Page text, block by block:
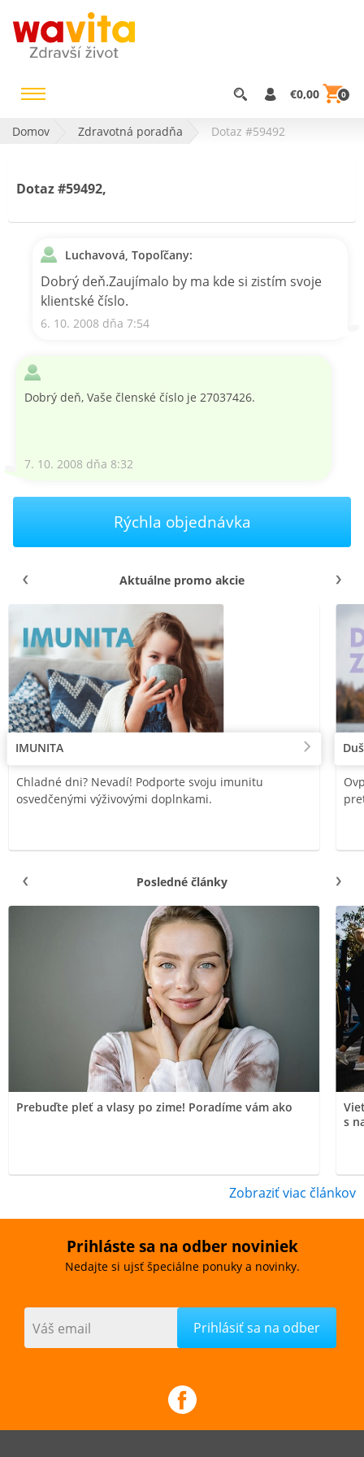
€0,00 0
Domov Zdravotná poradňa Dotaz #59492
Dotaz #59492,
Luchavová, Topoľčany:
Dobrý deň.Zaujímalo by ma kde si zistím svoje
klientské číslo.
6. 10. 2008 dňa 7:54
Dobrý deň, Vaše členské číslo je 27037426.
7. 10. 2008 dňa 8:32
Rýchla objednávka
Aktuálne promo akcie
IMUNITA
Chladné dni? Nevadí! Podporte svoju imunitu
osvedčenými výživovými doplnkami.
Posledné články
Prebuďte pleť a vlasy po zime! Poradíme vám ako
s
Zobraziť viac článkov
Prihláste sa na odber noviniek
Nedajte si ujsť špeciálne ponuky a novinky.
Váš email